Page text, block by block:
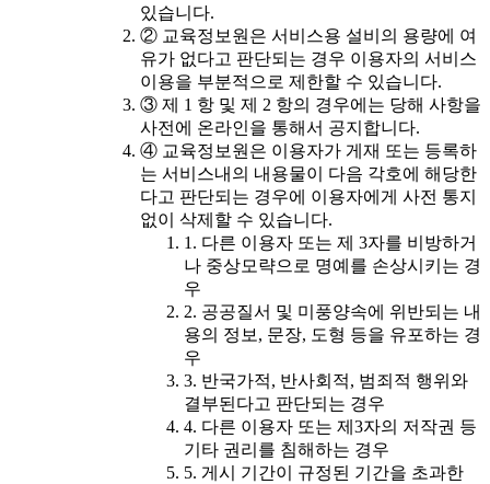
있습니다.
② 교육정보원은 서비스용 설비의 용량에 여
유가 없다고 판단되는 경우 이용자의 서비스
이용을 부분적으로 제한할 수 있습니다.
③ 제 1 항 및 제 2 항의 경우에는 당해 사항을
사전에 온라인을 통해서 공지합니다.
④ 교육정보원은 이용자가 게재 또는 등록하
는 서비스내의 내용물이 다음 각호에 해당한
다고 판단되는 경우에 이용자에게 사전 통지
없이 삭제할 수 있습니다.
1. 다른 이용자 또는 제 3자를 비방하거
나 중상모략으로 명예를 손상시키는 경
우
2. 공공질서 및 미풍양속에 위반되는 내
용의 정보, 문장, 도형 등을 유포하는 경
우
3. 반국가적, 반사회적, 범죄적 행위와
결부된다고 판단되는 경우
4. 다른 이용자 또는 제3자의 저작권 등
기타 권리를 침해하는 경우
5. 게시 기간이 규정된 기간을 초과한